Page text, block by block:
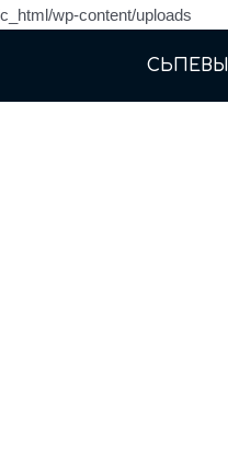
wp-content/uploads
СЬПЕВЫ